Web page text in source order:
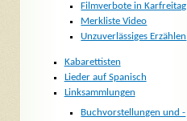
Filmverbote in Karfreitag
Merkliste Video
Unzuverlässiges Erzählen
Kabarettisten
Lieder auf Spanisch
Linksammlungen
Buchvorstellungen und -